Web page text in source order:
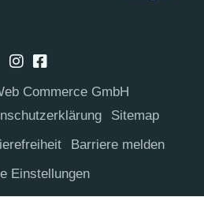
Commerce GmbH
Site­map
Bar­rie­re melden
Einstellungen